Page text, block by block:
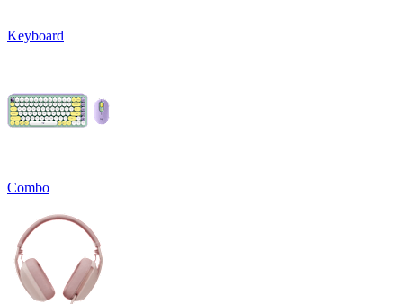
Keyboard
Combo